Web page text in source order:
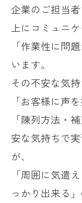
企業のご担当
上にコミュニ
「作業性に問
います。
その不安な気
「お客様に声
「陳列方法・
安な気持ちで
が、
「周囲に気遣
っかり出来る